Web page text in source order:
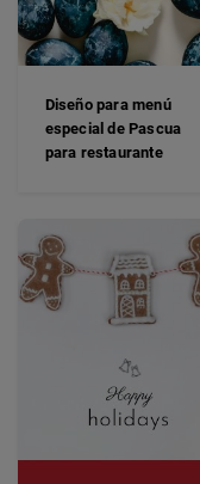
Diseño para menú
especial de Pascua
para restaurante